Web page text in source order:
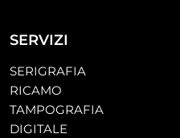
SERVIZI
SERIGRAFIA
RICAMO
TAMPOGRAFIA
DIGITALE